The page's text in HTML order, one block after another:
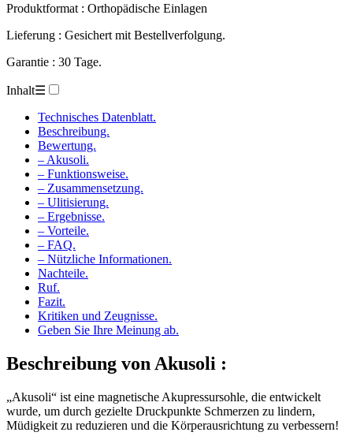
Produktformat : Orthopädische Einlagen
Lieferung : Gesichert mit Bestellverfolgung.
Garantie : 30 Tage.
Inhalt☰
Technisches Datenblatt.
Beschreibung.
Bewertung.
– Akusoli.
– Funktionsweise.
– Zusammensetzung.
– Ulitisierung.
– Ergebnisse.
– Vorteile.
– FAQ.
– Nützliche Informationen.
Nachteile.
Ruf.
Fazit.
Kritiken und Zeugnisse.
Geben Sie Ihre Meinung ab.
Beschreibung von Akusoli :
„Akusoli“ ist eine magnetische Akupressursohle, die entwickelt
wurde, um durch gezielte Druckpunkte Schmerzen zu lindern,
Müdigkeit zu reduzieren und die Körperausrichtung zu verbessern!